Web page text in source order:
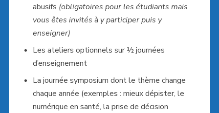
abusifs (obligatoires pour les étudiants mais
vous êtes invités à y participer puis y
enseigner)
Les ateliers optionnels sur ½ journées
d’enseignement
La journée symposium dont le thème change
chaque année (exemples : mieux dépister, le
numérique en santé, la prise de décision